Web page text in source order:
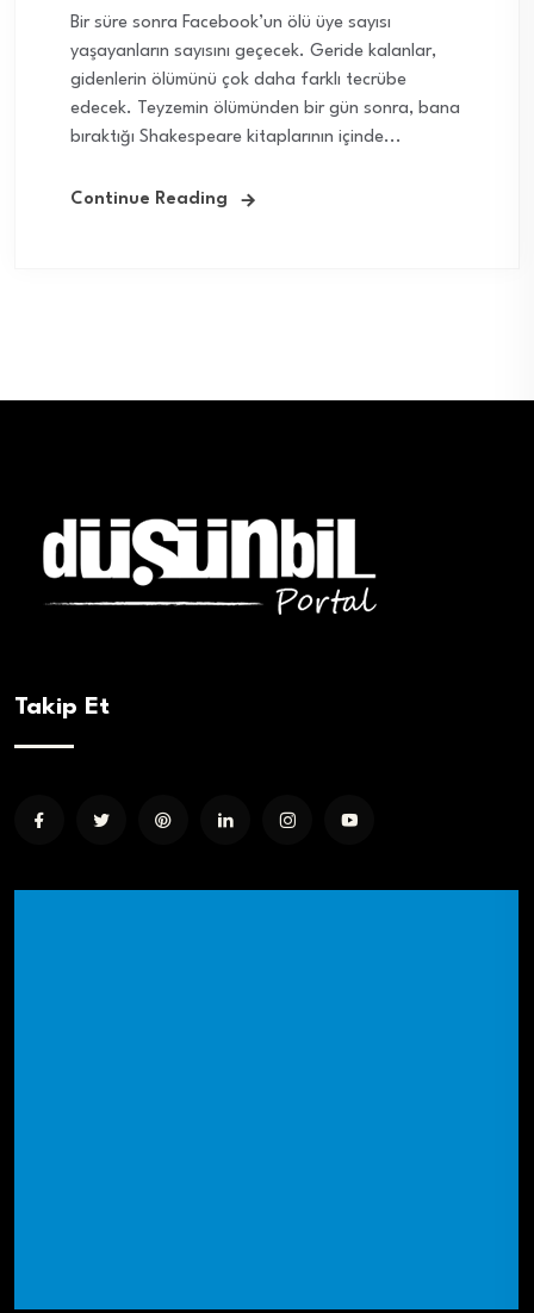
Bir süre sonra Facebook’un ölü üye sayısı
yaşayanların sayısını geçecek. Geride kalanlar,
gidenlerin ölümünü çok daha farklı tecrübe
edecek. Teyzemin ölümünden bir gün sonra, bana
bıraktığı Shakespeare kitaplarının içinde...
Continue Reading
Takip Et